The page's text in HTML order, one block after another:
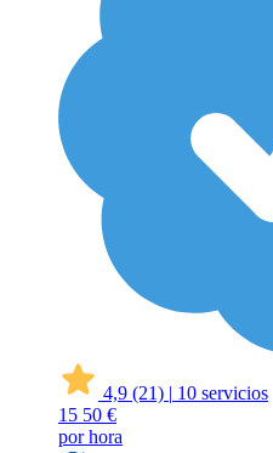
4,9 (21) | 10 servicios
15 50 €
por hora